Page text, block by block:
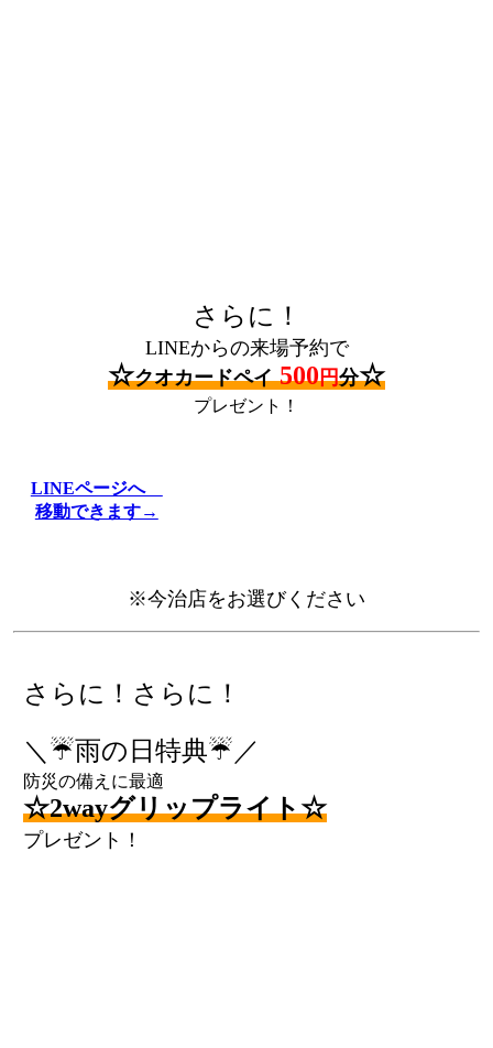
さらに！
LINEからの来場予約で
☆クオカードペイ 500円分☆
プレゼント！
LINEページへ
移動できます→
※今治店をお選びください
さらに！さらに！
＼☔雨の日特典☔／
防災の備えに最適
☆2wayグリップライト☆
プレゼント！